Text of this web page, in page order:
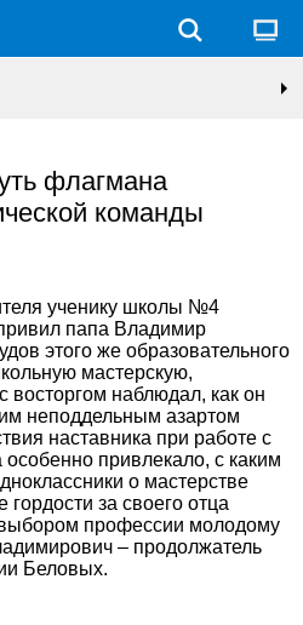
флагмана
команды
ученику школы №4
папа Владимир
этого же образовательного
мастерскую,
наблюдал, как он
неподдельным азартом
наставника при работе с
привлекало, с каким
о мастерстве
гордости за своего отца
профессии молодому
– продолжатель
Беловых.